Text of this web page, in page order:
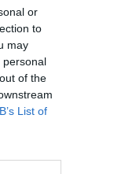
or
to
may
personal
of the
List of
und dann dürfen